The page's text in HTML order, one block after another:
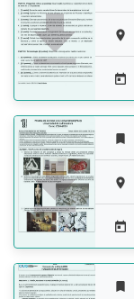
 





